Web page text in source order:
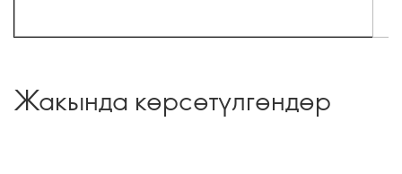
Жакында көрсөтүлгөндөр